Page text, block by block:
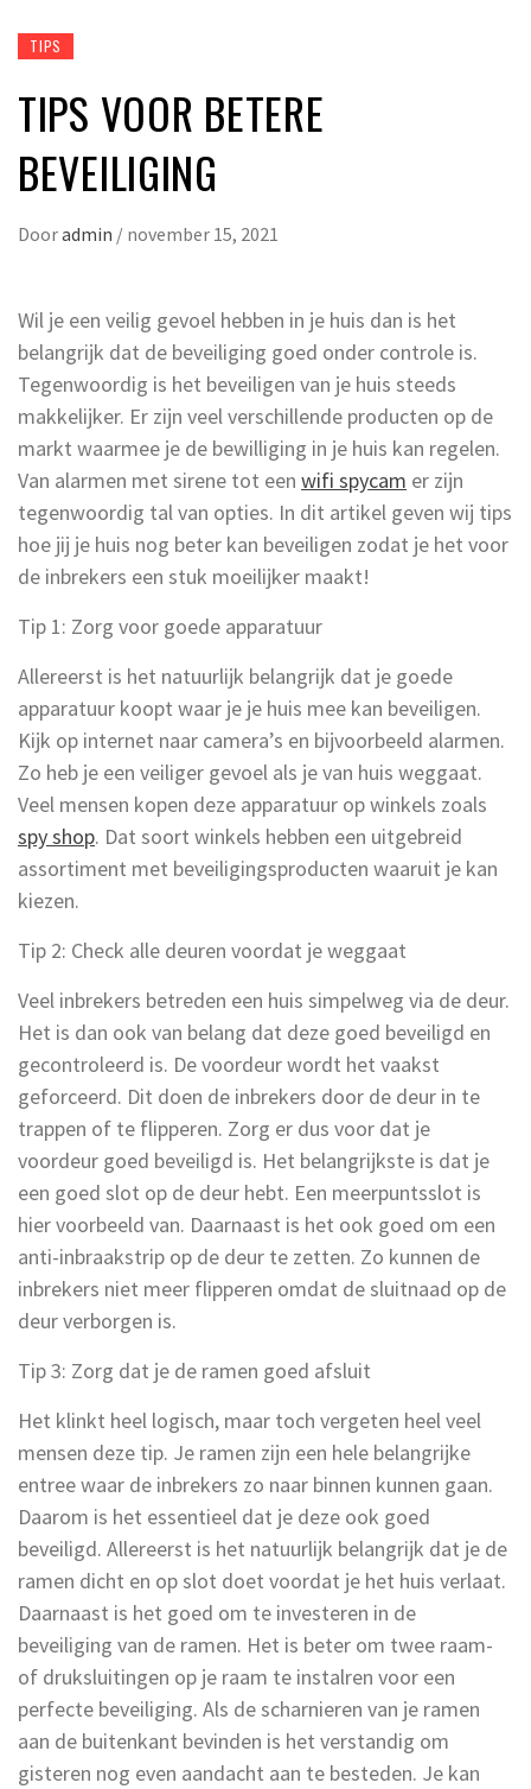
TIPS
TIPS VOOR BETERE
BEVEILIGING
Dooradmin / november 15, 2021
Wil je een veilig gevoel hebben in je huis dan is het
belangrijk dat de beveiliging goed onder controle is.
Tegenwoordig is het beveiligen van je huis steeds
makkelijker. Er zijn veel verschillende producten op de
markt waarmee je de bewilliging in je huis kan regelen.
Van alarmen met sirene tot een wifi spycam er zijn
tegenwoordig tal van opties. In dit artikel geven wij tips
hoe jij je huis nog beter kan beveiligen zodat je het voor
de inbrekers een stuk moeilijker maakt!
Tip 1: Zorg voor goede apparatuur
Allereerst is het natuurlijk belangrijk dat je goede
apparatuur koopt waar je je huis mee kan beveiligen.
Kijk op internet naar camera’s en bijvoorbeeld alarmen.
Zo heb je een veiliger gevoel als je van huis weggaat.
Veel mensen kopen deze apparatuur op winkels zoals
spy shop. Dat soort winkels hebben een uitgebreid
assortiment met beveiligingsproducten waaruit je kan
kiezen.
Tip 2: Check alle deuren voordat je weggaat
Veel inbrekers betreden een huis simpelweg via de deur.
Het is dan ook van belang dat deze goed beveiligd en
gecontroleerd is. De voordeur wordt het vaakst
geforceerd. Dit doen de inbrekers door de deur in te
trappen of te flipperen. Zorg er dus voor dat je
voordeur goed beveiligd is. Het belangrijkste is dat je
een goed slot op de deur hebt. Een meerpuntsslot is
hier voorbeeld van. Daarnaast is het ook goed om een
anti-inbraakstrip op de deur te zetten. Zo kunnen de
inbrekers niet meer flipperen omdat de sluitnaad op de
deur verborgen is.
Tip 3: Zorg dat je de ramen goed afsluit
Het klinkt heel logisch, maar toch vergeten heel veel
mensen deze tip. Je ramen zijn een hele belangrijke
entree waar de inbrekers zo naar binnen kunnen gaan.
Daarom is het essentieel dat je deze ook goed
beveiligd. Allereerst is het natuurlijk belangrijk dat je de
ramen dicht en op slot doet voordat je het huis verlaat.
Daarnaast is het goed om te investeren in de
beveiliging van de ramen. Het is beter om twee raam-
of druksluitingen op je raam te instalren voor een
perfecte beveiliging. Als de scharnieren van je ramen
aan de buitenkant bevinden is het verstandig om
gisteren nog even aandacht aan te besteden. Je kan